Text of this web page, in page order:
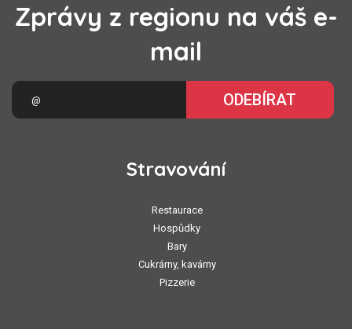
Zprávy z regionu na váš e-
mail
ODEBÍRAT
Stravování
Restaurace
Hospůdky
Bary
Cukrárny, kavárny
Pizzerie